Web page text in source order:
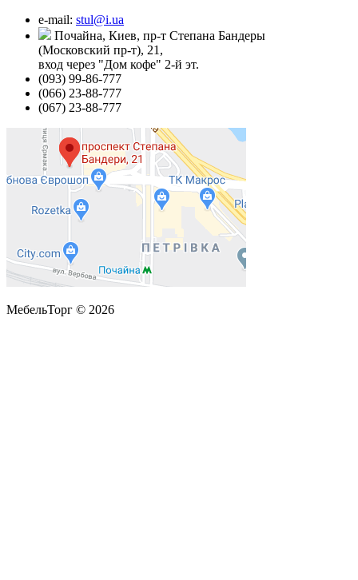
e-mail: stul@i.ua
Почайна, Киев, пр-т Степана Бандеры
(Московский пр-т), 21,
вход через "Дом кофе" 2-й эт.
(093) 99-86-777
(066) 23-88-777
(067) 23-88-777
МебельТорг © 2026